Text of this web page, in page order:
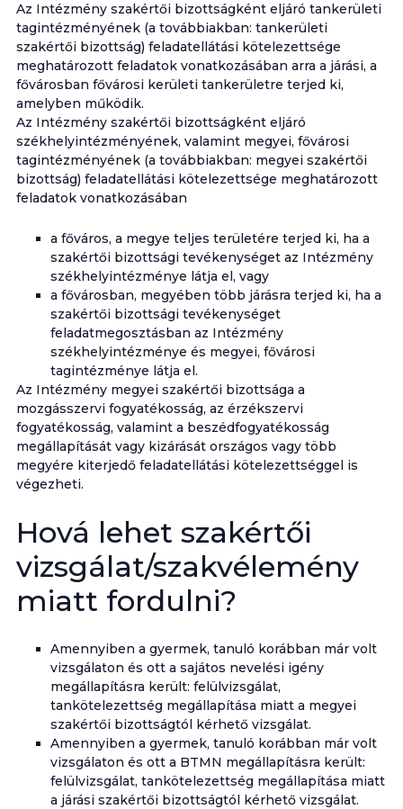
Az Intézmény szakértői bizottságként eljáró tankerületi
tagintézményének (a továbbiakban: tankerületi
szakértői bizottság) feladatellátási kötelezettsége
meghatározott feladatok vonatkozásában arra a járási, a
fővárosban fővárosi kerületi tankerületre terjed ki,
amelyben működik.
Az Intézmény szakértői bizottságként eljáró
székhelyintézményének, valamint megyei, fővárosi
tagintézményének (a továbbiakban: megyei szakértői
bizottság) feladatellátási kötelezettsége meghatározott
feladatok vonatkozásában
a főváros, a megye teljes területére terjed ki, ha a
szakértői bizottsági tevékenységet az Intézmény
székhelyintézménye látja el, vagy
a fővárosban, megyében több járásra terjed ki, ha a
szakértői bizottsági tevékenységet
feladatmegosztásban az Intézmény
székhelyintézménye és megyei, fővárosi
tagintézménye látja el.
Az Intézmény megyei szakértői bizottsága a
mozgásszervi fogyatékosság, az érzékszervi
fogyatékosság, valamint a beszédfogyatékosság
megállapítását vagy kizárását országos vagy több
megyére kiterjedő feladatellátási kötelezettséggel is
végezheti.
Hová lehet szakértői
vizsgálat/szakvélemény
miatt fordulni?
Amennyiben a gyermek, tanuló korábban már volt
vizsgálaton és ott a sajátos nevelési igény
megállapításra került: felülvizsgálat,
tankötelezettség megállapítása miatt a megyei
szakértői bizottságtól kérhető vizsgálat.
Amennyiben a gyermek, tanuló korábban már volt
vizsgálaton és ott a BTMN megállapításra került:
felülvizsgálat, tankötelezettség megállapítása miatt
a járási szakértői bizottságtól kérhető vizsgálat.